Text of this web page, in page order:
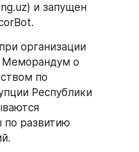
и запущен
организации
Меморандум о
по
Республики
развитию